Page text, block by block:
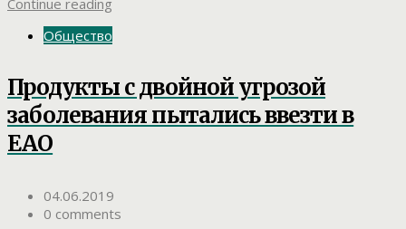
Continue reading
Общество
Продукты с двойной угрозой
заболевания пытались ввезти в
ЕАО
04.06.2019
0 comments